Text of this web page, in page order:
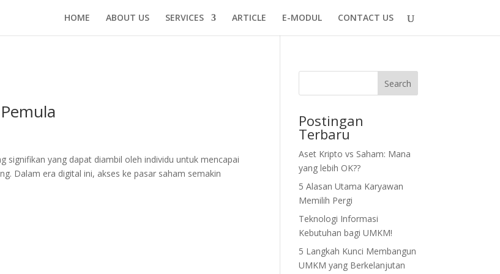
HOME ABOUT US SERVICES ARTICLE E-MODUL CONTACT US
signifikan yang dapat diambil oleh individu untuk mencapai
Dalam era digital ini, akses ke pasar saham semakin
Search
Postingan
Terbaru
Aset Kripto vs Saham: Mana
yang lebih OK??
5 Alasan Utama Karyawan
Memilih Pergi
Teknologi Informasi
Kebutuhan bagi UMKM!
5 Langkah Kunci Membangun
UMKM yang Berkelanjutan